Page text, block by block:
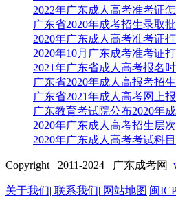
2022年广东成人高考准考证
广东省2020年成考招生录取
2020年广东成人高考准考证
2020年10月广东成考准考证
2021年广东省成人高考报名
广东省2020年成人高报考招
广东省2021年成人高考网上
广东教育考试院公布2020年
2020年广东成人高考招生层
2020年广东成人高考考试科
Copyright 2011-2024 广东成考网
关于我们| 联系我们| 网站地图|闽